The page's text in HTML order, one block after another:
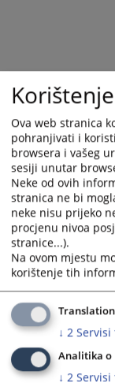
Ova web stranica
pohranjivati i
browsera i vašeg
sesiji unutar
Neke od ovih
stranica ne bi
neke nisu prijeko
procjenu nivoa
stranice...).
Na ovom mjestu
korištenje tih
Translation
↓ 2
Analitika o
↓ 2